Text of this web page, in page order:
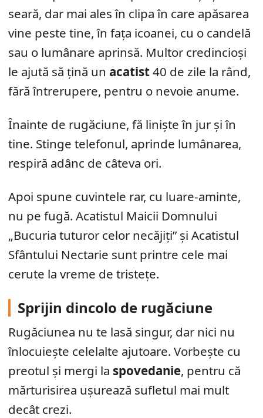
seară, dar mai ales în clipa în care apăsarea
vine peste tine, în fața icoanei, cu o candelă
sau o lumânare aprinsă. Multor credincioși
le ajută să țină un acatist40 de zile la rând,
fără întrerupere, pentru o nevoie anume.
Înainte de rugăciune, fă liniște în jur și în
tine. Stinge telefonul, aprinde lumânarea,
respiră adânc de câteva ori.
Apoi spune cuvintele rar, cu luare-aminte,
nu pe fugă. Acatistul Maicii Domnului
„Bucuria tuturor celor necăjiți” și Acatistul
Sfântului Nectarie sunt printre cele mai
cerute la vreme de tristețe.
Sprijin dincolo de rugăciune
Rugăciunea nu te lasă singur, dar nici nu
înlocuiește celelalte ajutoare. Vorbește cu
preotul și mergi la spovedanie, pentru că
mărturisirea ușurează sufletul mai mult
decât crezi.